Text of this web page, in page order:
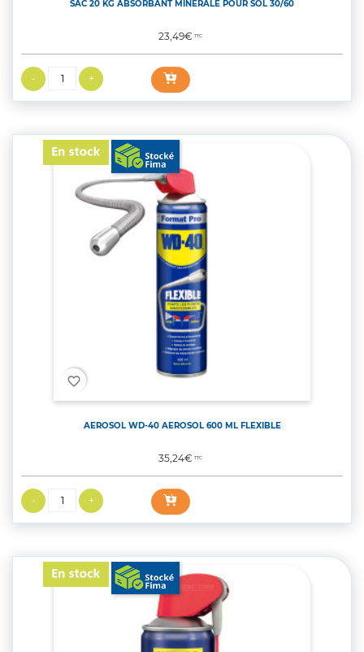
SAC 20 KG ABSORBANT MINERALE POUR SOL 30/60
Prix
23,49€TTC
favorite_border
AEROSOL WD-40 AEROSOL 600 ML FLEXIBLE
Prix
35,24€TTC